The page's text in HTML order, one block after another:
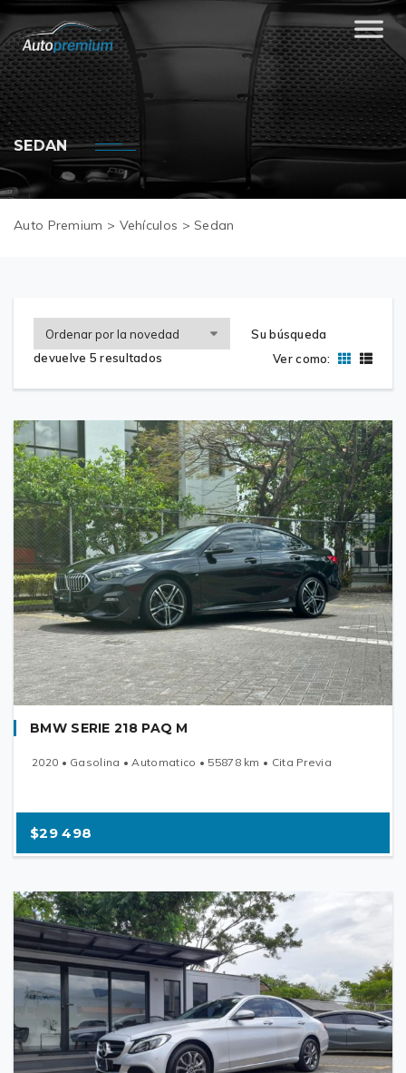
SEDAN
Auto Premium > Vehículos >Sedan
Su búsqueda
devuelve 5 resultados
Ver como:
BMW SERIE 218 PAQ M
2020 • Gasolina • Automatico • 55878 km • Cita Previa
$29 498